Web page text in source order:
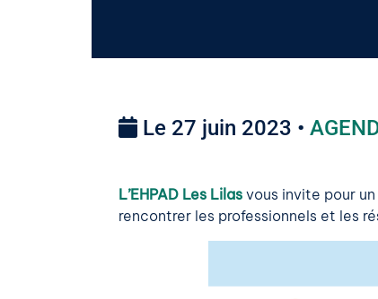
Le 27 juin 2023 •
L’EHPAD Les Lilas vous invite pour
rencontrer les professionnels et les